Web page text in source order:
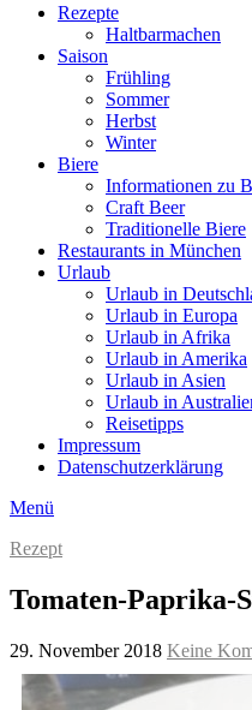
Rezepte
Haltbarmachen
Saison
Frühling
Sommer
Herbst
Winter
Biere
Informationen zu
Craft Beer
Traditionelle Biere
Restaurants in München
Urlaub
Urlaub in
Urlaub in Europa
Urlaub in Afrika
Urlaub in Amerika
Urlaub in Asien
Urlaub in
Reisetipps
Impressum
Datenschutzerklärung
Menü
Rezept
Tomaten-Paprika-
29. November 2018 Keine